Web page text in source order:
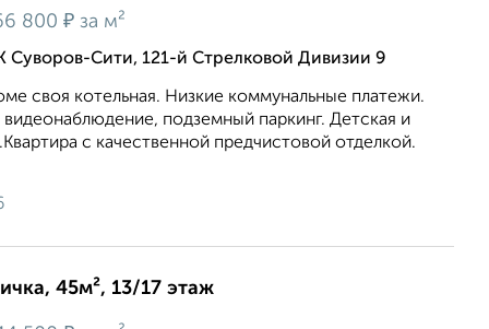
800 ₽ за м²
Сити, 121-й Стрелковой Дивизии 9
своя котельная. Низкие коммунальные платежи.
видеонаблюдение, подземный паркинг. Детская и
с качественной предчистовой отделкой.
45м², 13/17 этаж